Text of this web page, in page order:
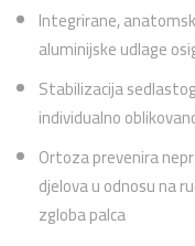
Integrirane,
aluminijske udlage
Stabilizacija
individualno
Ortoza prevenira
djelova u odnosu na
zgloba palca